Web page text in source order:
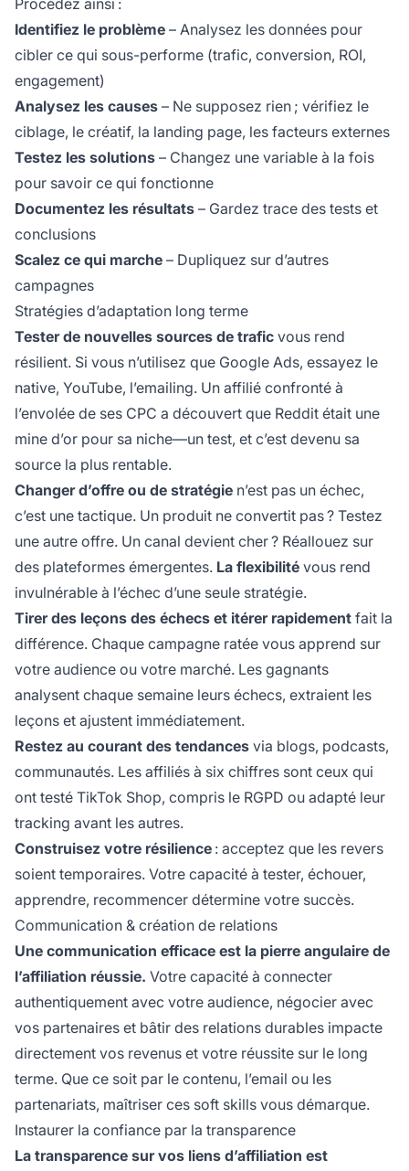
Procédez ainsi :
Identifiez le problème – Analysez les données pour
cibler ce qui sous-performe (trafic, conversion, ROI,
engagement)
Analysez les causes – Ne supposez rien ; vérifiez le
ciblage, le créatif, la landing page, les facteurs externes
Testez les solutions – Changez une variable à la fois
pour savoir ce qui fonctionne
Documentez les résultats – Gardez trace des tests et
conclusions
Scalez ce qui marche – Dupliquez sur d’autres
campagnes
Stratégies d’adaptation long terme
Tester de nouvelles sources de trafic vous rend
résilient. Si vous n’utilisez que Google Ads, essayez le
native, YouTube, l’emailing. Un affilié confronté à
l’envolée de ses CPC a découvert que Reddit était une
mine d’or pour sa niche—un test, et c’est devenu sa
source la plus rentable.
Changer d’offre ou de stratégie n’est pas un échec,
c’est une tactique. Un produit ne convertit pas ? Testez
une autre offre. Un canal devient cher ? Réallouez sur
des plateformes émergentes. La flexibilité vous rend
invulnérable à l’échec d’une seule stratégie.
Tirer des leçons des échecs et itérer rapidement fait la
différence. Chaque campagne ratée vous apprend sur
votre audience ou votre marché. Les gagnants
analysent chaque semaine leurs échecs, extraient les
leçons et ajustent immédiatement.
Restez au courant des tendances via blogs, podcasts,
communautés. Les affiliés à six chiffres sont ceux qui
ont testé TikTok Shop, compris le RGPD ou adapté leur
tracking avant les autres.
Construisez votre résilience : acceptez que les revers
soient temporaires. Votre capacité à tester, échouer,
apprendre, recommencer détermine votre succès.
Communication & création de relations
Une communication efficace est la pierre angulaire de
l’affiliation réussie. Votre capacité à connecter
authentiquement avec votre audience, négocier avec
vos partenaires et bâtir des relations durables impacte
directement vos revenus et votre réussite sur le long
terme. Que ce soit par le contenu, l’email ou les
partenariats, maîtriser ces soft skills vous démarque.
Instaurer la confiance par la transparence
La transparence sur vos liens d’affiliation est